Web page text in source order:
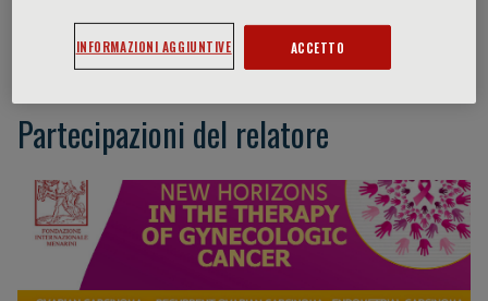
Evis Sala
Partecipazioni del relatore
INFORMAZIONI AGGIUNTIVE ACCETTO